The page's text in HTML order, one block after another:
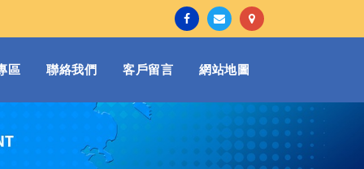
區 聯絡我們 客戶留言 網站地圖